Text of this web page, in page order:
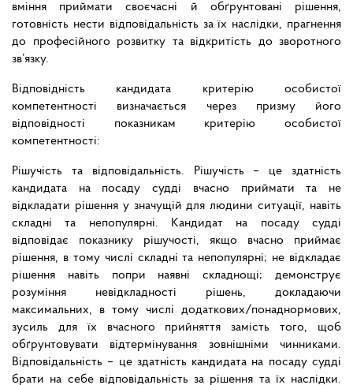
вміння приймати своєчасні й обґрунтовані рішення,
готовність нести відповідальність за їх наслідки, прагнення
до професійного розвитку та відкритість до зворотного
зв’язку.
Відповідність кандидата критерію особистої
компетентності визначається через призму його
відповідності показникам критерію особистої
компетентності:
Рішучість та відповідальність. Рішучість – це здатність
кандидата на посаду судді вчасно приймати та не
відкладати рішення у значущій для людини ситуації, навіть
складні та непопулярні. Кандидат на посаду судді
відповідає показнику рішучості, якщо вчасно приймає
рішення, в тому числі складні та непопулярні; не відкладає
рішення навіть попри наявні складнощі; демонструє
розуміння невідкладності рішень, докладаючи
максимальних, в тому числі додаткових/понаднормових,
зусиль для їх вчасного прийняття замість того, щоб
обґрунтовувати відтермінування зовнішніми чинниками.
Відповідальність – це здатність кандидата на посаду судді
брати на себе відповідальність за рішення та їх наслідки.